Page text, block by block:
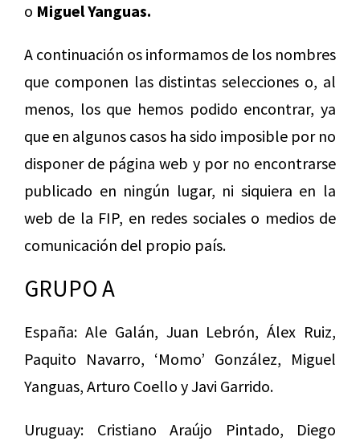
o Miguel Yanguas.
A continuación os informamos de los nombres
que componen las distintas selecciones o, al
menos, los que hemos podido encontrar, ya
que en algunos casos ha sido imposible por no
disponer de página web y por no encontrarse
publicado en ningún lugar, ni siquiera en la
web de la FIP, en redes sociales o medios de
comunicación del propio país.
GRUPO A
España: Ale Galán, Juan Lebrón, Álex Ruiz,
Paquito Navarro, ‘Momo’ González, Miguel
Yanguas, Arturo Coello y Javi Garrido.
Uruguay: Cristiano Araújo Pintado, Diego